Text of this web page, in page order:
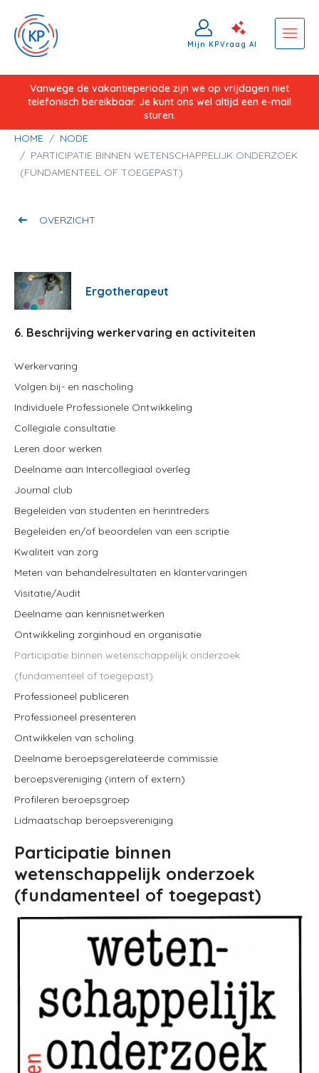
Overslaan
inhoud
Vanwege de vakantieperiode zijn we op vrijdagen niet
telefonisch bereikbaar. Je kunt ons wel altijd een e-mail
sturen.
Mijn KPVraag AI
Kruimelpad
HOME
NODE
PARTICIPATIE BINNEN WETENSCHAPPELIJK ONDERZOEK
(FUNDAMENTEEL OF TOEGEPAST)
OVERZICHT
Ergotherapeut
6. Beschrijving werkervaring en activiteiten
Werkervaring
Volgen bij- en nascholing
Individuele Professionele Ontwikkeling
Collegiale consultatie
Leren door werken
Deelname aan Intercollegiaal overleg
Journal club
Begeleiden van studenten en herintreders
Begeleiden en/of beoordelen van een scriptie
Kwaliteit van zorg
Meten van behandelresultaten en klantervaringen
Visitatie/Audit
Deelname aan kennisnetwerken
Ontwikkeling zorginhoud en organisatie
Participatie binnen wetenschappelijk onderzoek
(fundamenteel of toegepast)
Professioneel publiceren
Professioneel presenteren
Ontwikkelen van scholing
Deelname beroepsgerelateerde commissie
beroepsvereniging (intern of extern)
Profileren beroepsgroep
Lidmaatschap beroepsvereniging
Participatie binnen
wetenschappelijk onderzoek
(fundamenteel of toegepast)
Image